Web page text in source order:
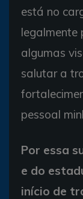
está no
legalmente
algumas
salutar a
pessoal
Por essa
e do
início de